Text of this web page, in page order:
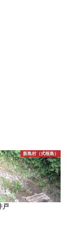
新島村（式根島）
戸